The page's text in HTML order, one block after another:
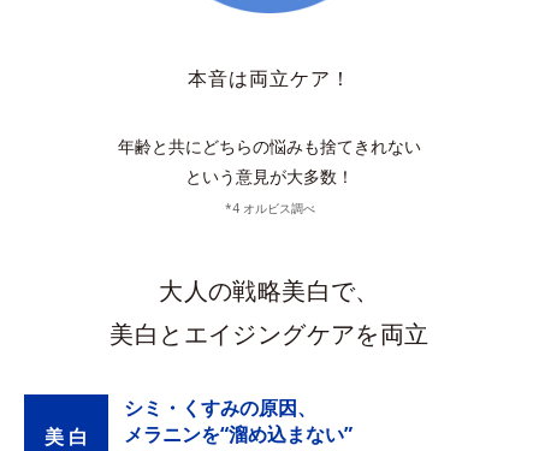
本音は両立ケア！
年齢と共にどちらの悩みも捨てきれない
という意見が大多数！
*4 オルビス調べ
大人の戦略美白で、
美白とエイジングケアを両立
美 白
シミ・くすみの原因、
メラニンを“溜め込まない”